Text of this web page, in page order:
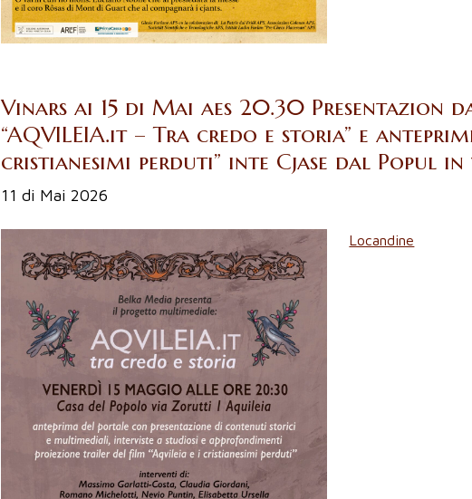
Vinars ai 15 di Mai aes 20.30 Presentazion
“AQVILEIA.it – Tra credo e storia” e
cristianesimi perduti” inte Cjase dal Popul
11 di Mai 2026
Locandine